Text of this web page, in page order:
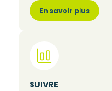
En savoir plus
SUIVRE